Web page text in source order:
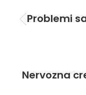
Problemi
Nervozna